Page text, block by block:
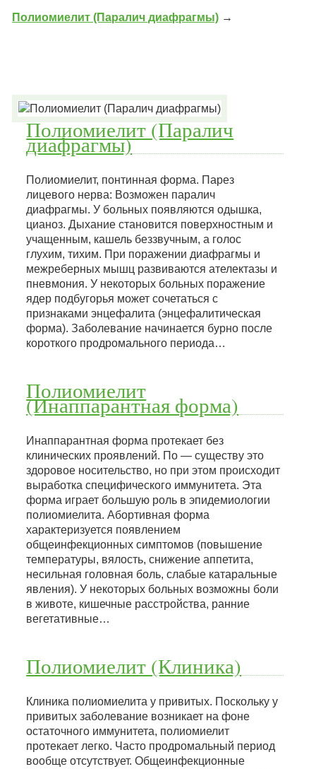
Полиомиелит (Паралич диафрагмы) →
Полиомиелит (Паралич
диафрагмы)
Полиомиелит, понтинная форма. Парез
лицевого нерва: Возможен паралич
диафрагмы. У больных появляются одышка,
цианоз. Дыхание становится поверхностным и
учащенным, кашель беззвучным, а голос
глухим, тихим. При поражении диафрагмы и
межреберных мышц развиваются ателектазы и
пневмония. У некоторых больных поражение
ядер подбугорья может сочетаться с
признаками энцефалита (энцефалитическая
форма). Заболевание начинается бурно после
короткого продромального периода…
Полиомиелит
(Инаппарантная форма)
Инаппарантная форма протекает без
клинических проявлений. По — существу это
здоровое носительство, но при этом происходит
выработка специфического иммунитета. Эта
форма играет большую роль в эпидемиологии
полиомиелита. Абортивная форма
характеризуется появлением
общеинфекционных симптомов (повышение
температуры, вялость, снижение аппетита,
несильная головная боль, слабые катаральные
явления). У некоторых больных возможны боли
в животе, кишечные расстройства, ранние
вегетативные…
Полиомиелит (Клиника)
Клиника полиомиелита у привитых. Поскольку у
привитых заболевание возникает на фоне
остаточного иммунитета, полиомиелит
протекает легко. Часто продромальный период
вообще отсутствует. Общеинфекционные